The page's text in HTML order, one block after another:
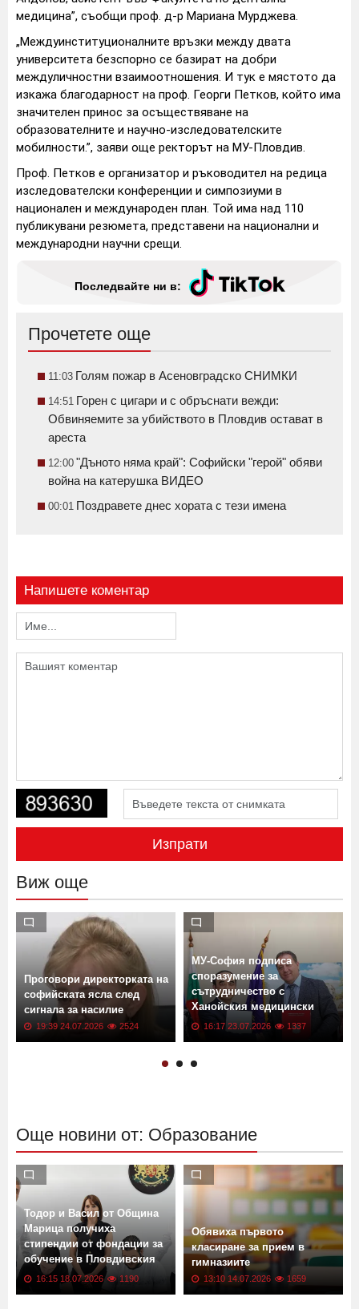
медицина”, съобщи проф. д-р Мариана Мурджева.
„Междуинституционалните връзки между двата
университета безспорно се базират на добри
междуличностни взаимоотношения. И тук е мястото да
изкажа благодарност на проф. Георги Петков, който има
значителен принос за осъществяване на
образователните и научно-изследователските
мобилности.”, заяви още ректорът на МУ-Пловдив.
Проф. Петков е организатор и ръководител на редица
изследователски конференции и симпозиуми в
национален и международен план. Той има над 110
публикувани резюмета, представени на национални и
международни научни срещи.
Последвайте ни в:
Прочетете още
11:03 Голям пожар в Асеновградско СНИМКИ
14:51 Горен с цигари и с обръснати вежди:
Обвиняемите за убийството в Пловдив остават в
ареста
12:00 "Дъното няма край": Софийски "герой" обяви
война на катерушка ВИДЕО
00:01 Поздравете днес хората с тези имена
Напишете коментар
Изпрати
Виж още
Проговори директорката на
софийската ясла след
сигнала за насилие
19:39 24.07.2026 2524
МУ-София подписа
споразумение за
сътрудничество с
Ханойския медицински
университет
16:17 23.07.2026 1337
Още новини от: Образование
Тодор и Васил от Община
Марица получиха
стипендии от фондации за
обучение в Пловдивския
университет
16:15 18.07.2026 1190
Обявиха първото
класиране за прием в
гимназиите
13:10 14.07.2026 1659